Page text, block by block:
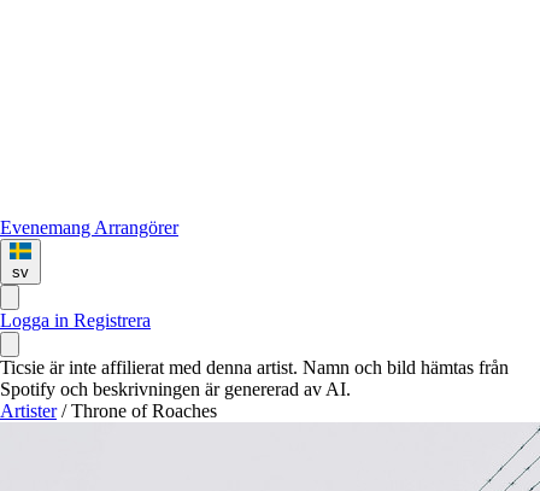
Evenemang Arrangörer
sv
Logga in Registrera
Ticsie är inte affilierat med denna artist. Namn och bild hämtas från
Spotify och beskrivningen är genererad av AI.
Artister / Throne of Roaches